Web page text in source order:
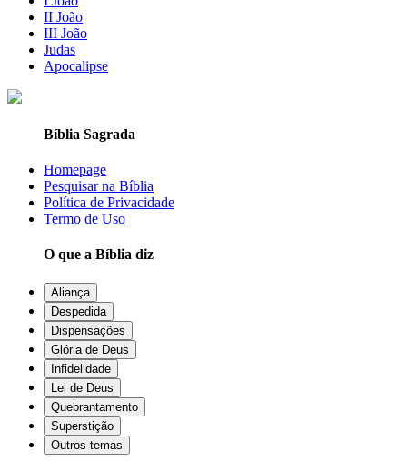
II João
III João
Judas
Apocalipse
Bíblia Sagrada
Homepage
Pesquisar na Bíblia
Política de Privacidade
Termo de Uso
O que a Bíblia diz
Aliança
Despedida
Dispensações
Glória de Deus
Infidelidade
Lei de Deus
Quebrantamento
Superstição
Outros temas